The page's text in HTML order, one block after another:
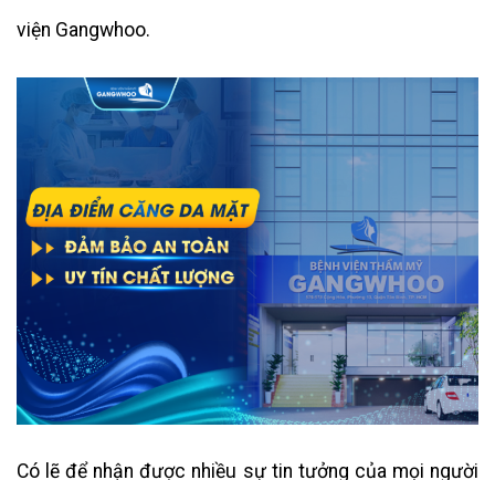
viện Gangwhoo.
Có lẽ để nhận được nhiều sự tin tưởng của mọi người